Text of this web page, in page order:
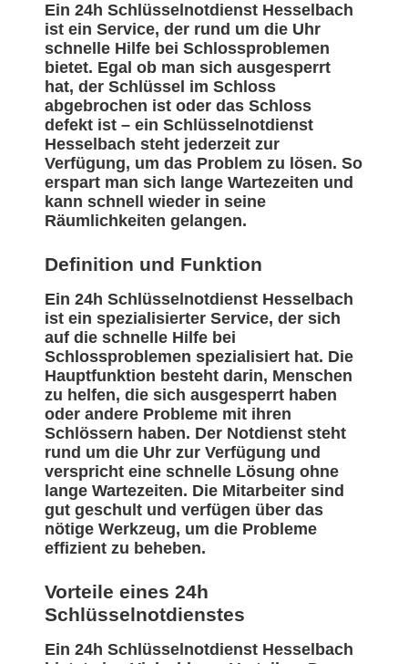
Ein 24h Schlüsselnotdienst Hesselbach
ist ein Service, der rund um die Uhr
schnelle Hilfe bei Schlossproblemen
bietet. Egal ob man sich ausgesperrt
hat, der Schlüssel im Schloss
abgebrochen ist oder das Schloss
defekt ist – ein Schlüsselnotdienst
Hesselbach steht jederzeit zur
Verfügung, um das Problem zu lösen. So
erspart man sich lange Wartezeiten und
kann schnell wieder in seine
Räumlichkeiten gelangen.
Definition und Funktion
Ein 24h Schlüsselnotdienst Hesselbach
ist ein spezialisierter Service, der sich
auf die schnelle Hilfe bei
Schlossproblemen spezialisiert hat. Die
Hauptfunktion besteht darin, Menschen
zu helfen, die sich ausgesperrt haben
oder andere Probleme mit ihren
Schlössern haben. Der Notdienst steht
rund um die Uhr zur Verfügung und
verspricht eine schnelle Lösung ohne
lange Wartezeiten. Die Mitarbeiter sind
gut geschult und verfügen über das
nötige Werkzeug, um die Probleme
effizient zu beheben.
Vorteile eines 24h
Schlüsselnotdienstes
Ein 24h Schlüsselnotdienst Hesselbach